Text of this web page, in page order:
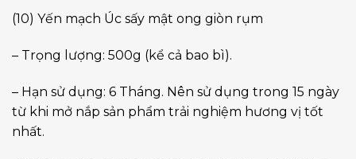
(10) Yến mạch Úc sấy mật ong giòn rụm
– Trọng lượng: 500g (kể cả bao bì).
– Hạn sử dụng: 6 Tháng. Nên sử dụng trong 15 ngày
từ khi mở nắp sản phẩm trải nghiệm hương vị tốt
nhất.